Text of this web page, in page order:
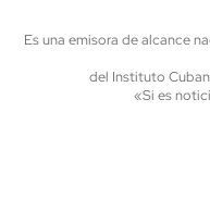
Es una emisora de alcance
del Instituto
«Si es